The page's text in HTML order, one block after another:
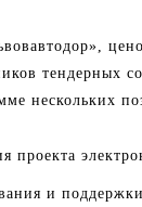
тендерных
нескольких
проекта
и